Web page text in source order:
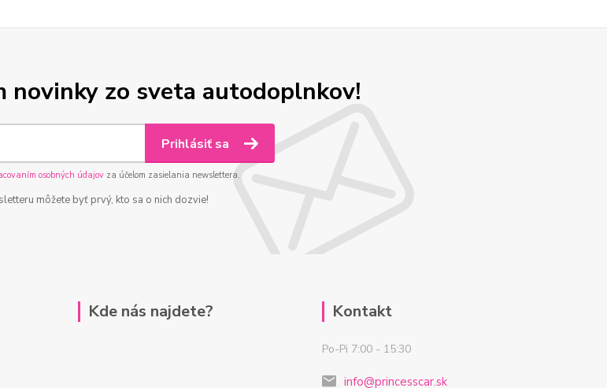
novinky zo sveta autodoplnkov!
Prihlásiť sa
osobných údajovza účelom zasielania newslettera.
môžete byť prvý, kto sa o nich dozvie!
Kde nás najdete? Kontakt
Po-Pi 7:00 - 15:30
info@princesscar.sk